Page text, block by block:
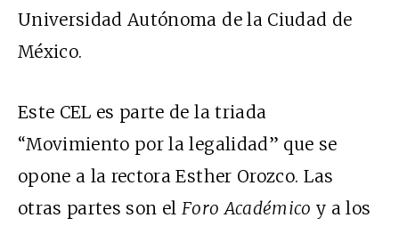
Universidad Autónoma de la Ciudad de
México.
Este CEL es parte de la triada
“Movimiento por la legalidad” que se
opone a la rectora Esther Orozco. Las
otras partes son el Foro Académico y a los